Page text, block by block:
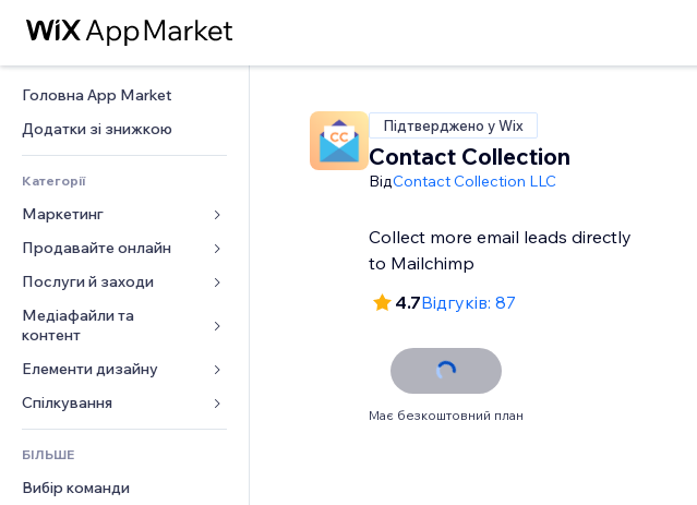
Головна App Market
Додатки зі знижкою
Категорії
Маркетинг
Реклама
Мобільний
Аналітика
Соцмережі
SEO
Залучення
Розміщення сайту
Ел. пошта
Конверсія
Продавайте онлайн
Додатки для магазинів
Надсилання та доставка
Кнопки продажу
Онлайн‑курси
Друк на замовлення
Бухгалтерський облік
Купони й лояльність
Рішення для складів
Послуги й заходи
Готелі
Заходи
Ресторани
Нерухомість
Медіафайли та
контент
Галерея
Музика
Подкасти
Фотографія
Відео
Елементи дизайну
Карти й навігація
Конфіденційність і безпека
Годинник
Шаблони сторінок
Форми
Опитування
БІЛЬШЕ
Вибір команди
Підтверджено у Wix
Contact Collection
ВідContact Collection LLC
Collect more email leads directly
to Mailchimp
4.7Відгуків: 87
Має безкоштовний план